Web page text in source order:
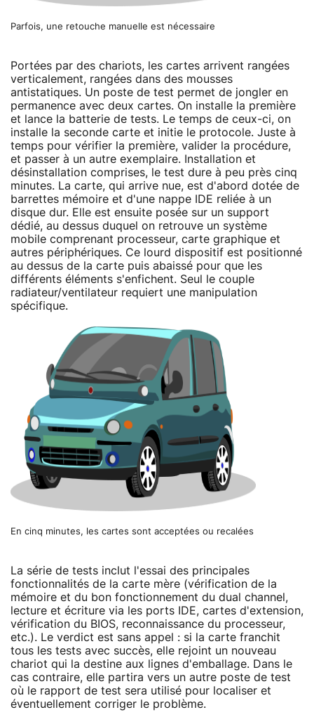
Parfois, une retouche manuelle est nécessaire
Portées par des chariots, les cartes arrivent rangées
verticalement, rangées dans des mousses
antistatiques. Un poste de test permet de jongler en
permanence avec deux cartes. On installe la première
et lance la batterie de tests. Le temps de ceux-ci, on
installe la seconde carte et initie le protocole. Juste à
temps pour vérifier la première, valider la procédure,
et passer à un autre exemplaire. Installation et
désinstallation comprises, le test dure à peu près cinq
minutes. La carte, qui arrive nue, est d'abord dotée de
barrettes mémoire et d'une nappe IDE reliée à un
disque dur. Elle est ensuite posée sur un support
dédié, au dessus duquel on retrouve un système
mobile comprenant processeur, carte graphique et
autres périphériques. Ce lourd dispositif est positionné
au dessus de la carte puis abaissé pour que les
différents éléments s'enfichent. Seul le couple
radiateur/ventilateur requiert une manipulation
spécifique.
En cinq minutes, les cartes sont acceptées ou recalées
La série de tests inclut l'essai des principales
fonctionnalités de la carte mère (vérification de la
mémoire et du bon fonctionnement du dual channel,
lecture et écriture via les ports IDE, cartes d'extension,
vérification du BIOS, reconnaissance du processeur,
etc.). Le verdict est sans appel : si la carte franchit
tous les tests avec succès, elle rejoint un nouveau
chariot qui la destine aux lignes d'emballage. Dans le
cas contraire, elle partira vers un autre poste de test
où le rapport de test sera utilisé pour localiser et
éventuellement corriger le problème.